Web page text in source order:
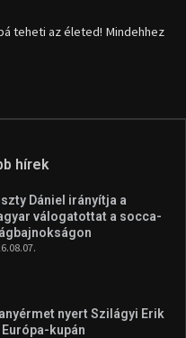
teheti az életed! Mindehhez
hírek
Dániel irányítja a
válogatottat a socca-
nyert Szilágyi Erik
Európa-kupán